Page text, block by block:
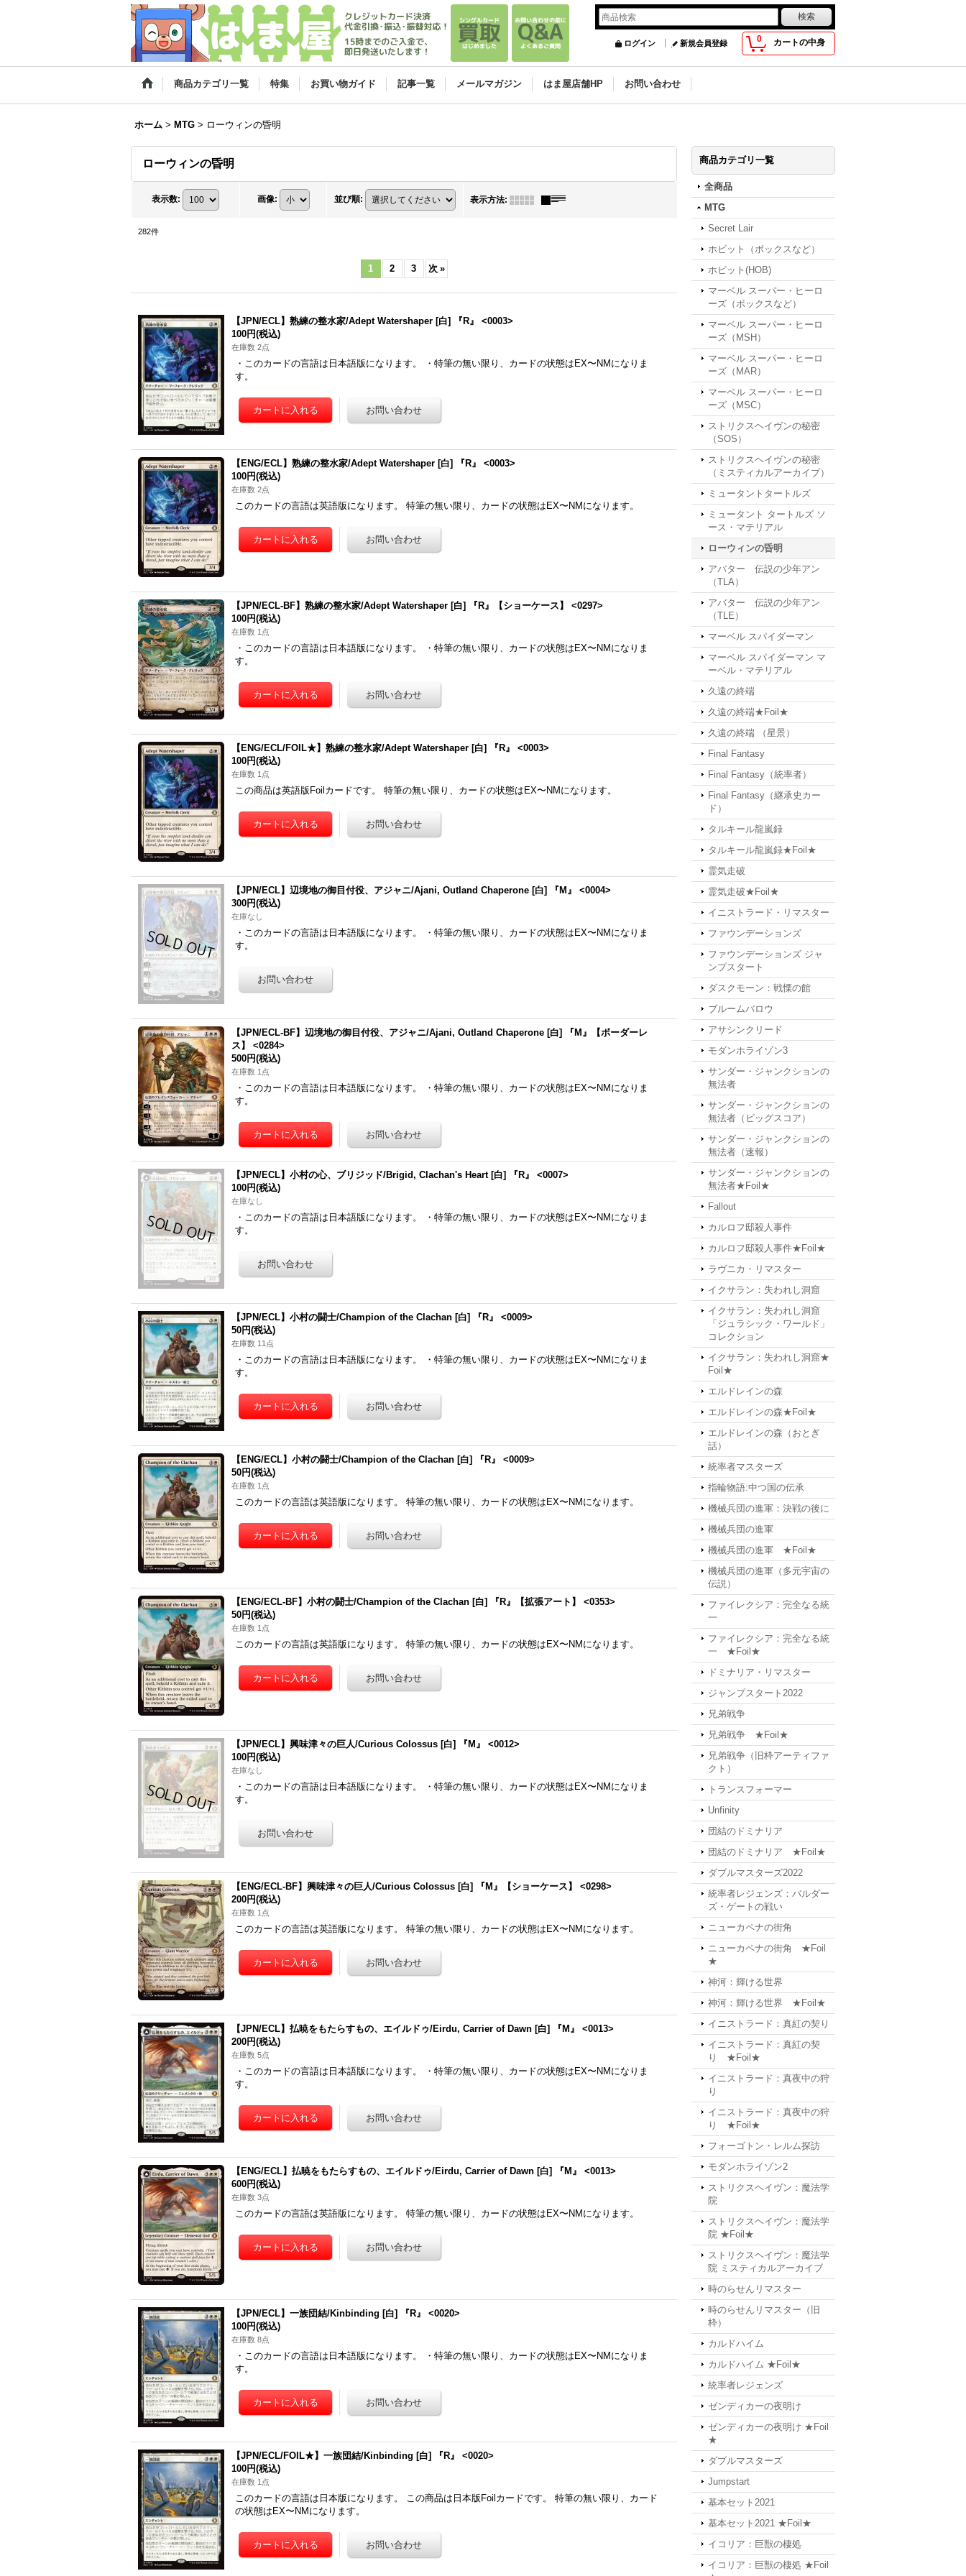
0 カートの中身
ログイン 新規会員登録
商品カテゴリ一覧 特集 お買い物ガイド 記事一覧 メールマガジン はま屋店舗HP お問い合わせ
ホーム > MTG > ローウィンの昏明
ローウィンの昏明
表示数: 画像: 並び順: 表示方法:
282件
1 2 3 次 »
【JPN/ECL】熟練の整水家/Adept Watershaper [白] 『R』 <0003>
100円(税込)
在庫数 2点
・このカードの言語は日本語版になります。 ・特筆の無い限り、カードの状態はEX〜NMになりま
す。
【ENG/ECL】熟練の整水家/Adept Watershaper [白] 『R』 <0003>
100円(税込)
在庫数 2点
このカードの言語は英語版になります。 特筆の無い限り、カードの状態はEX〜NMになります。
【JPN/ECL-BF】熟練の整水家/Adept Watershaper [白] 『R』【ショーケース】 <0297>
100円(税込)
在庫数 1点
・このカードの言語は日本語版になります。 ・特筆の無い限り、カードの状態はEX〜NMになりま
す。
【ENG/ECL/FOIL★】熟練の整水家/Adept Watershaper [白] 『R』 <0003>
100円(税込)
在庫数 1点
この商品は英語版Foilカードです。 特筆の無い限り、カードの状態はEX〜NMになります。
【JPN/ECL】辺境地の御目付役、アジャニ/Ajani, Outland Chaperone [白] 『M』 <0004>
300円(税込)
在庫なし
・このカードの言語は日本語版になります。 ・特筆の無い限り、カードの状態はEX〜NMになりま
す。
【JPN/ECL-BF】辺境地の御目付役、アジャニ/Ajani, Outland Chaperone [白] 『M』【ボーダーレ
ス】 <0284>
500円(税込)
在庫数 1点
・このカードの言語は日本語版になります。 ・特筆の無い限り、カードの状態はEX〜NMになりま
す。
【JPN/ECL】小村の心、ブリジッド/Brigid, Clachan's Heart [白] 『R』 <0007>
100円(税込)
在庫なし
・このカードの言語は日本語版になります。 ・特筆の無い限り、カードの状態はEX〜NMになりま
す。
【JPN/ECL】小村の闘士/Champion of the Clachan [白] 『R』 <0009>
50円(税込)
在庫数 11点
・このカードの言語は日本語版になります。 ・特筆の無い限り、カードの状態はEX〜NMになりま
す。
【ENG/ECL】小村の闘士/Champion of the Clachan [白] 『R』 <0009>
50円(税込)
在庫数 1点
このカードの言語は英語版になります。 特筆の無い限り、カードの状態はEX〜NMになります。
【ENG/ECL-BF】小村の闘士/Champion of the Clachan [白] 『R』【拡張アート】 <0353>
50円(税込)
在庫数 1点
このカードの言語は英語版になります。 特筆の無い限り、カードの状態はEX〜NMになります。
【JPN/ECL】興味津々の巨人/Curious Colossus [白] 『M』 <0012>
100円(税込)
在庫なし
・このカードの言語は日本語版になります。 ・特筆の無い限り、カードの状態はEX〜NMになりま
す。
【ENG/ECL-BF】興味津々の巨人/Curious Colossus [白] 『M』【ショーケース】 <0298>
200円(税込)
在庫数 1点
このカードの言語は英語版になります。 特筆の無い限り、カードの状態はEX〜NMになります。
【JPN/ECL】払暁をもたらすもの、エイルドゥ/Eirdu, Carrier of Dawn [白] 『M』 <0013>
200円(税込)
在庫数 5点
・このカードの言語は日本語版になります。 ・特筆の無い限り、カードの状態はEX〜NMになりま
す。
【ENG/ECL】払暁をもたらすもの、エイルドゥ/Eirdu, Carrier of Dawn [白] 『M』 <0013>
600円(税込)
在庫数 3点
このカードの言語は英語版になります。 特筆の無い限り、カードの状態はEX〜NMになります。
【JPN/ECL】一族団結/Kinbinding [白] 『R』 <0020>
100円(税込)
在庫数 8点
・このカードの言語は日本語版になります。 ・特筆の無い限り、カードの状態はEX〜NMになりま
す。
【JPN/ECL/FOIL★】一族団結/Kinbinding [白] 『R』 <0020>
100円(税込)
在庫数 1点
このカードの言語は日本版になります。 この商品は日本版Foilカードです。 特筆の無い限り、カード
の状態はEX〜NMになります。
商品カテゴリ一覧
全商品
MTG
Secret Lair
ホビット（ボックスなど）
ホビット(HOB)
マーベル スーパー・ヒーロ
ーズ（ボックスなど）
マーベル スーパー・ヒーロ
ーズ（MSH）
マーベル スーパー・ヒーロ
ーズ（MAR）
マーベル スーパー・ヒーロ
ーズ（MSC）
ストリクスヘイヴンの秘密
（SOS）
ストリクスヘイヴンの秘密
（ミスティカルアーカイブ）
ミュータントタートルズ
ミュータント タートルズ ソ
ース・マテリアル
ローウィンの昏明
アバター 伝説の少年アン
（TLA）
アバター 伝説の少年アン
（TLE）
マーベル スパイダーマン
マーベル スパイダーマン マ
ーベル・マテリアル
久遠の終端
久遠の終端★Foil★
久遠の終端 （星景）
Final Fantasy
Final Fantasy（統率者）
Final Fantasy（継承史カー
ド）
タルキール龍嵐録
タルキール龍嵐録★Foil★
霊気走破
霊気走破★Foil★
イニストラード・リマスター
ファウンデーションズ
ファウンデーションズ ジャ
ンプスタート
ダスクモーン：戦慄の館
ブルームバロウ
アサシンクリード
モダンホライゾン3
サンダー・ジャンクションの
無法者
サンダー・ジャンクションの
無法者（ビッグスコア）
サンダー・ジャンクションの
無法者（速報）
サンダー・ジャンクションの
無法者★Foil★
Fallout
カルロフ邸殺人事件
カルロフ邸殺人事件★Foil★
ラヴニカ・リマスター
イクサラン：失われし洞窟
イクサラン：失われし洞窟
「ジュラシック・ワールド」
コレクション
イクサラン：失われし洞窟★
Foil★
エルドレインの森
エルドレインの森★Foil★
エルドレインの森（おとぎ
話）
統率者マスターズ
指輪物語:中つ国の伝承
機械兵団の進軍：決戦の後に
機械兵団の進軍
機械兵団の進軍 ★Foil★
機械兵団の進軍（多元宇宙の
伝説）
ファイレクシア：完全なる統
一
ファイレクシア：完全なる統
一 ★Foil★
ドミナリア・リマスター
ジャンプスタート2022
兄弟戦争
兄弟戦争 ★Foil★
兄弟戦争（旧枠アーティファ
クト）
トランスフォーマー
Unfinity
団結のドミナリア
団結のドミナリア ★Foil★
ダブルマスターズ2022
統率者レジェンズ：バルダー
ズ・ゲートの戦い
ニューカペナの街角
ニューカペナの街角 ★Foil
★
神河：輝ける世界
神河：輝ける世界 ★Foil★
イニストラード：真紅の契り
イニストラード：真紅の契
り ★Foil★
イニストラード：真夜中の狩
り
イニストラード：真夜中の狩
り ★Foil★
フォーゴトン・レルム探訪
モダンホライゾン2
ストリクスヘイヴン：魔法学
院
ストリクスヘイヴン：魔法学
院 ★Foil★
ストリクスヘイヴン：魔法学
院 ミスティカルアーカイブ
時のらせんリマスター
時のらせんリマスター（旧
枠）
カルドハイム
カルドハイム ★Foil★
統率者レジェンズ
ゼンディカーの夜明け
ゼンディカーの夜明け ★Foil
★
ダブルマスターズ
Jumpstart
基本セット2021
基本セット2021 ★Foil★
イコリア：巨獣の棲処
イコリア：巨獣の棲処 ★Foil